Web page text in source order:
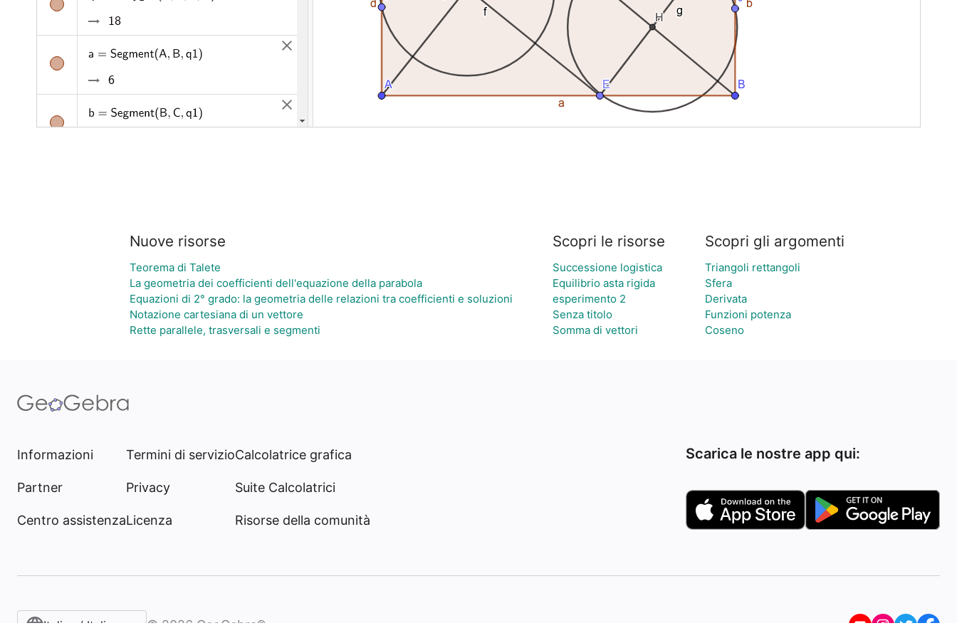
Nuove risorse
Teorema di Talete
La geometria dei coefficienti dell'equazione della parabola
Equazioni di 2° grado: la geometria delle relazioni tra coefficienti e soluzioni
Notazione cartesiana di un vettore
Rette parallele, trasversali e segmenti
Scopri le risorse
Successione logistica
Equilibrio asta rigida
esperimento 2
Senza titolo
Somma di vettori
Scopri gli argomenti
Triangoli rettangoli
Sfera
Derivata
Funzioni potenza
Coseno
Informazioni
Partner
Centro assistenza
Termini di servizio
Privacy
Licenza
Calcolatrice grafica
Suite Calcolatrici
Risorse della comunità
Scarica le nostre app qui:
Italian / Italiano‎ © 2026 GeoGebra®